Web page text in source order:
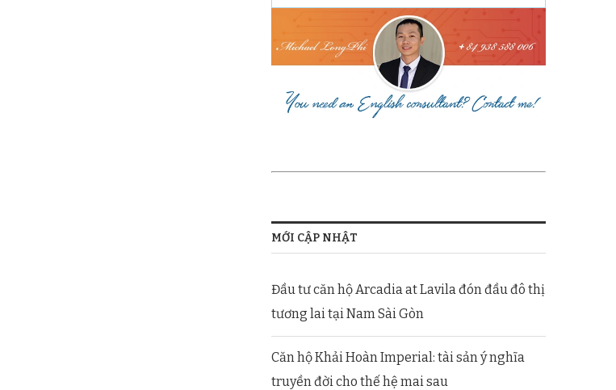
MỚI CẬP NHẬT
Đầu tư căn hộ Arcadia at Lavila đón đầu đô thị
tương lai tại Nam Sài Gòn
Căn hộ Khải Hoàn Imperial: tài sản ý nghĩa
truyền đời cho thế hệ mai sau